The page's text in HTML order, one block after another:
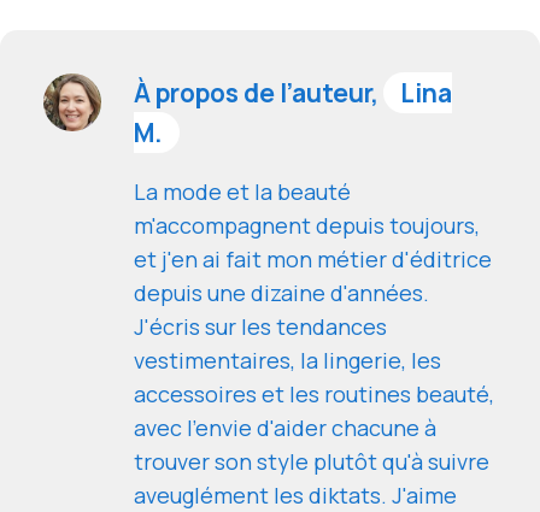
À propos de l’auteur,
Lina
M.
La mode et la beauté
m'accompagnent depuis toujours,
et j'en ai fait mon métier d'éditrice
depuis une dizaine d'années.
J'écris sur les tendances
vestimentaires, la lingerie, les
accessoires et les routines beauté,
avec l'envie d'aider chacune à
trouver son style plutôt qu'à suivre
aveuglément les diktats. J'aime